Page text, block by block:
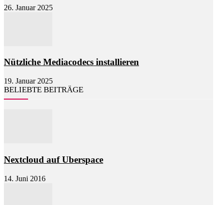
26. Januar 2025
Nützliche Mediacodecs installieren
19. Januar 2025
BELIEBTE BEITRÄGE
Nextcloud auf Uberspace
14. Juni 2016